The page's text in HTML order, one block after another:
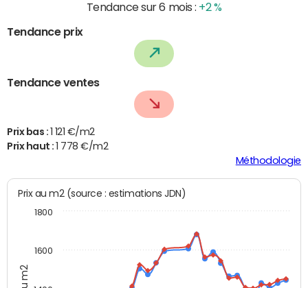
Tendance sur 6 mois : +2 %
Tendance prix
Tendance ventes
Prix bas : 1 121 €/m2
Prix haut :1 778 €/m2
Méthodologie
Prix au m2 (source : estimations JDN)
1600
1800